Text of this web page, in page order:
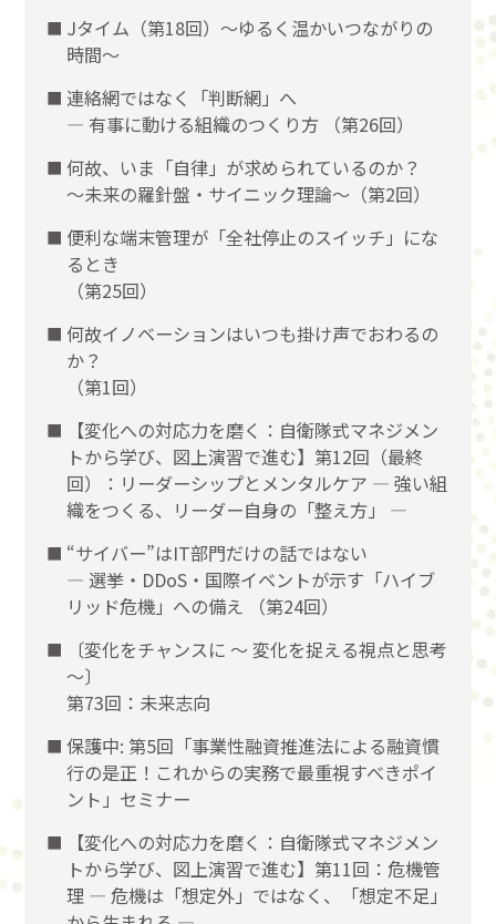
Jタイム（第18回）～ゆるく温かいつながりの
時間～
連絡網ではなく「判断網」へ
― 有事に動ける組織のつくり方 （第26回）
何故、いま「自律」が求められているのか？
～未来の羅針盤・サイニック理論～（第2回）
便利な端末管理が「全社停止のスイッチ」にな
るとき
（第25回）
何故イノベーションはいつも掛け声でおわるの
か？
（第1回）
【変化への対応力を磨く：自衛隊式マネジメン
トから学び、図上演習で進む】第12回（最終
回）：リーダーシップとメンタルケア ― 強い組
織をつくる、リーダー自身の「整え方」 ―
“サイバー”はIT部門だけの話ではない
― 選挙・DDoS・国際イベントが示す「ハイブ
リッド危機」への備え （第24回）
〔変化をチャンスに 〜 変化を捉える視点と思考
〜〕
第73回：未来志向
保護中: 第5回「事業性融資推進法による融資慣
行の是正！これからの実務で最重視すべきポイ
ント」セミナー
【変化への対応力を磨く：自衛隊式マネジメン
トから学び、図上演習で進む】第11回：危機管
理 ― 危機は「想定外」ではなく、「想定不足」